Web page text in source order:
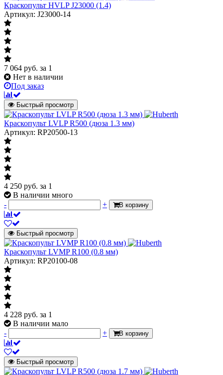
Краскопульт HVLP J23000 (1.4)
Артикул: J23000-14
7 064 руб. за 1
Нет в наличии
Под заказ
Быстрый просмотр
Краскопульт LVLP R500 (дюза 1.3 мм)
Артикул: RP20500-13
4 250 руб. за 1
В наличии много
-
+ В корзину
Быстрый просмотр
Краскопульт LVMP R100 (0.8 мм)
Артикул: RP20100-08
4 228 руб. за 1
В наличии мало
-
+ В корзину
Быстрый просмотр